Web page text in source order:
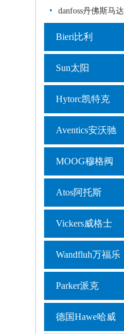
danfoss丹佛斯马达
Bieri比利
Sun太阳
Hytorc凯特克
Aventics安沃驰
MOOG穆格阀
Atos阿托斯
Vickers威格士
Wandfluh万福乐
Parker派克
德国Hawe哈威